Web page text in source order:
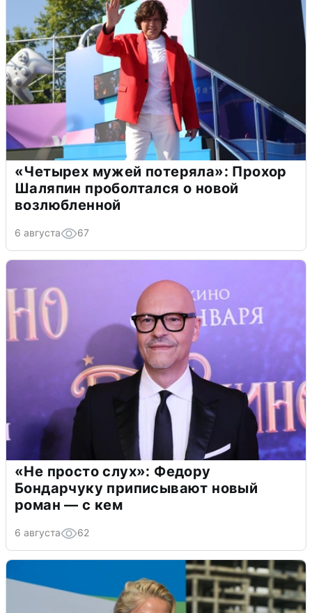
«Четырех мужей потеряла»: Прохор
Шаляпин проболтался о новой
возлюбленной
6 августа 67
«Не просто слух»: Федору
Бондарчуку приписывают новый
роман — с кем
6 августа 62